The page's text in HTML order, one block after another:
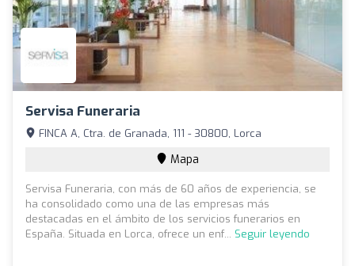
Servisa Funeraria
FINCA A, Ctra. de Granada, 111 - 30800, Lorca
Mapa
Servisa Funeraria, con más de 60 años de experiencia, se
ha consolidado como una de las empresas más
destacadas en el ámbito de los servicios funerarios en
España. Situada en Lorca, ofrece un enf... Seguir leyendo